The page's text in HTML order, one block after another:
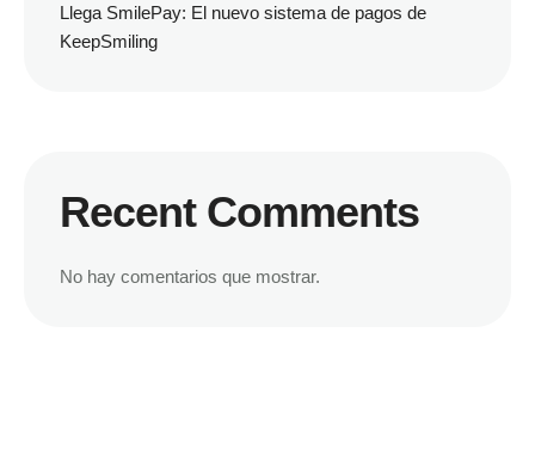
Llega SmilePay: El nuevo sistema de pagos de
KeepSmiling
Recent Comments
No hay comentarios que mostrar.